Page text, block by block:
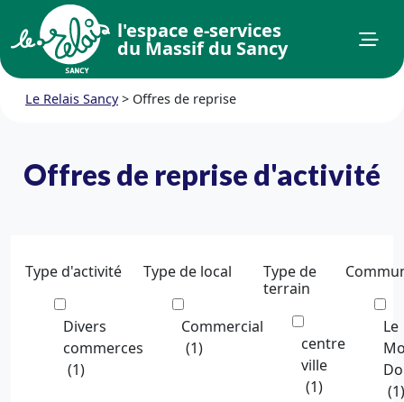
l'espace e-services
du Massif du Sancy
Le Relais Sancy> Offres de reprise
Offres de reprise d'activité
Type d'activité
Divers
commerces
(1)
Type de local
Commercial
(1)
Type de
terrain
centre
ville
(1)
Le
(1)